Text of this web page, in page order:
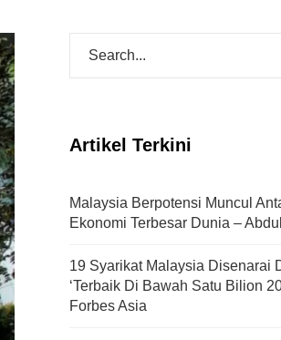
Artikel Terkini
Malaysia Berpotensi Muncul
Ekonomi Terbesar Dunia –
19 Syarikat Malaysia Disenarai
‘Terbaik Di Bawah Satu Bilion
Forbes Asia